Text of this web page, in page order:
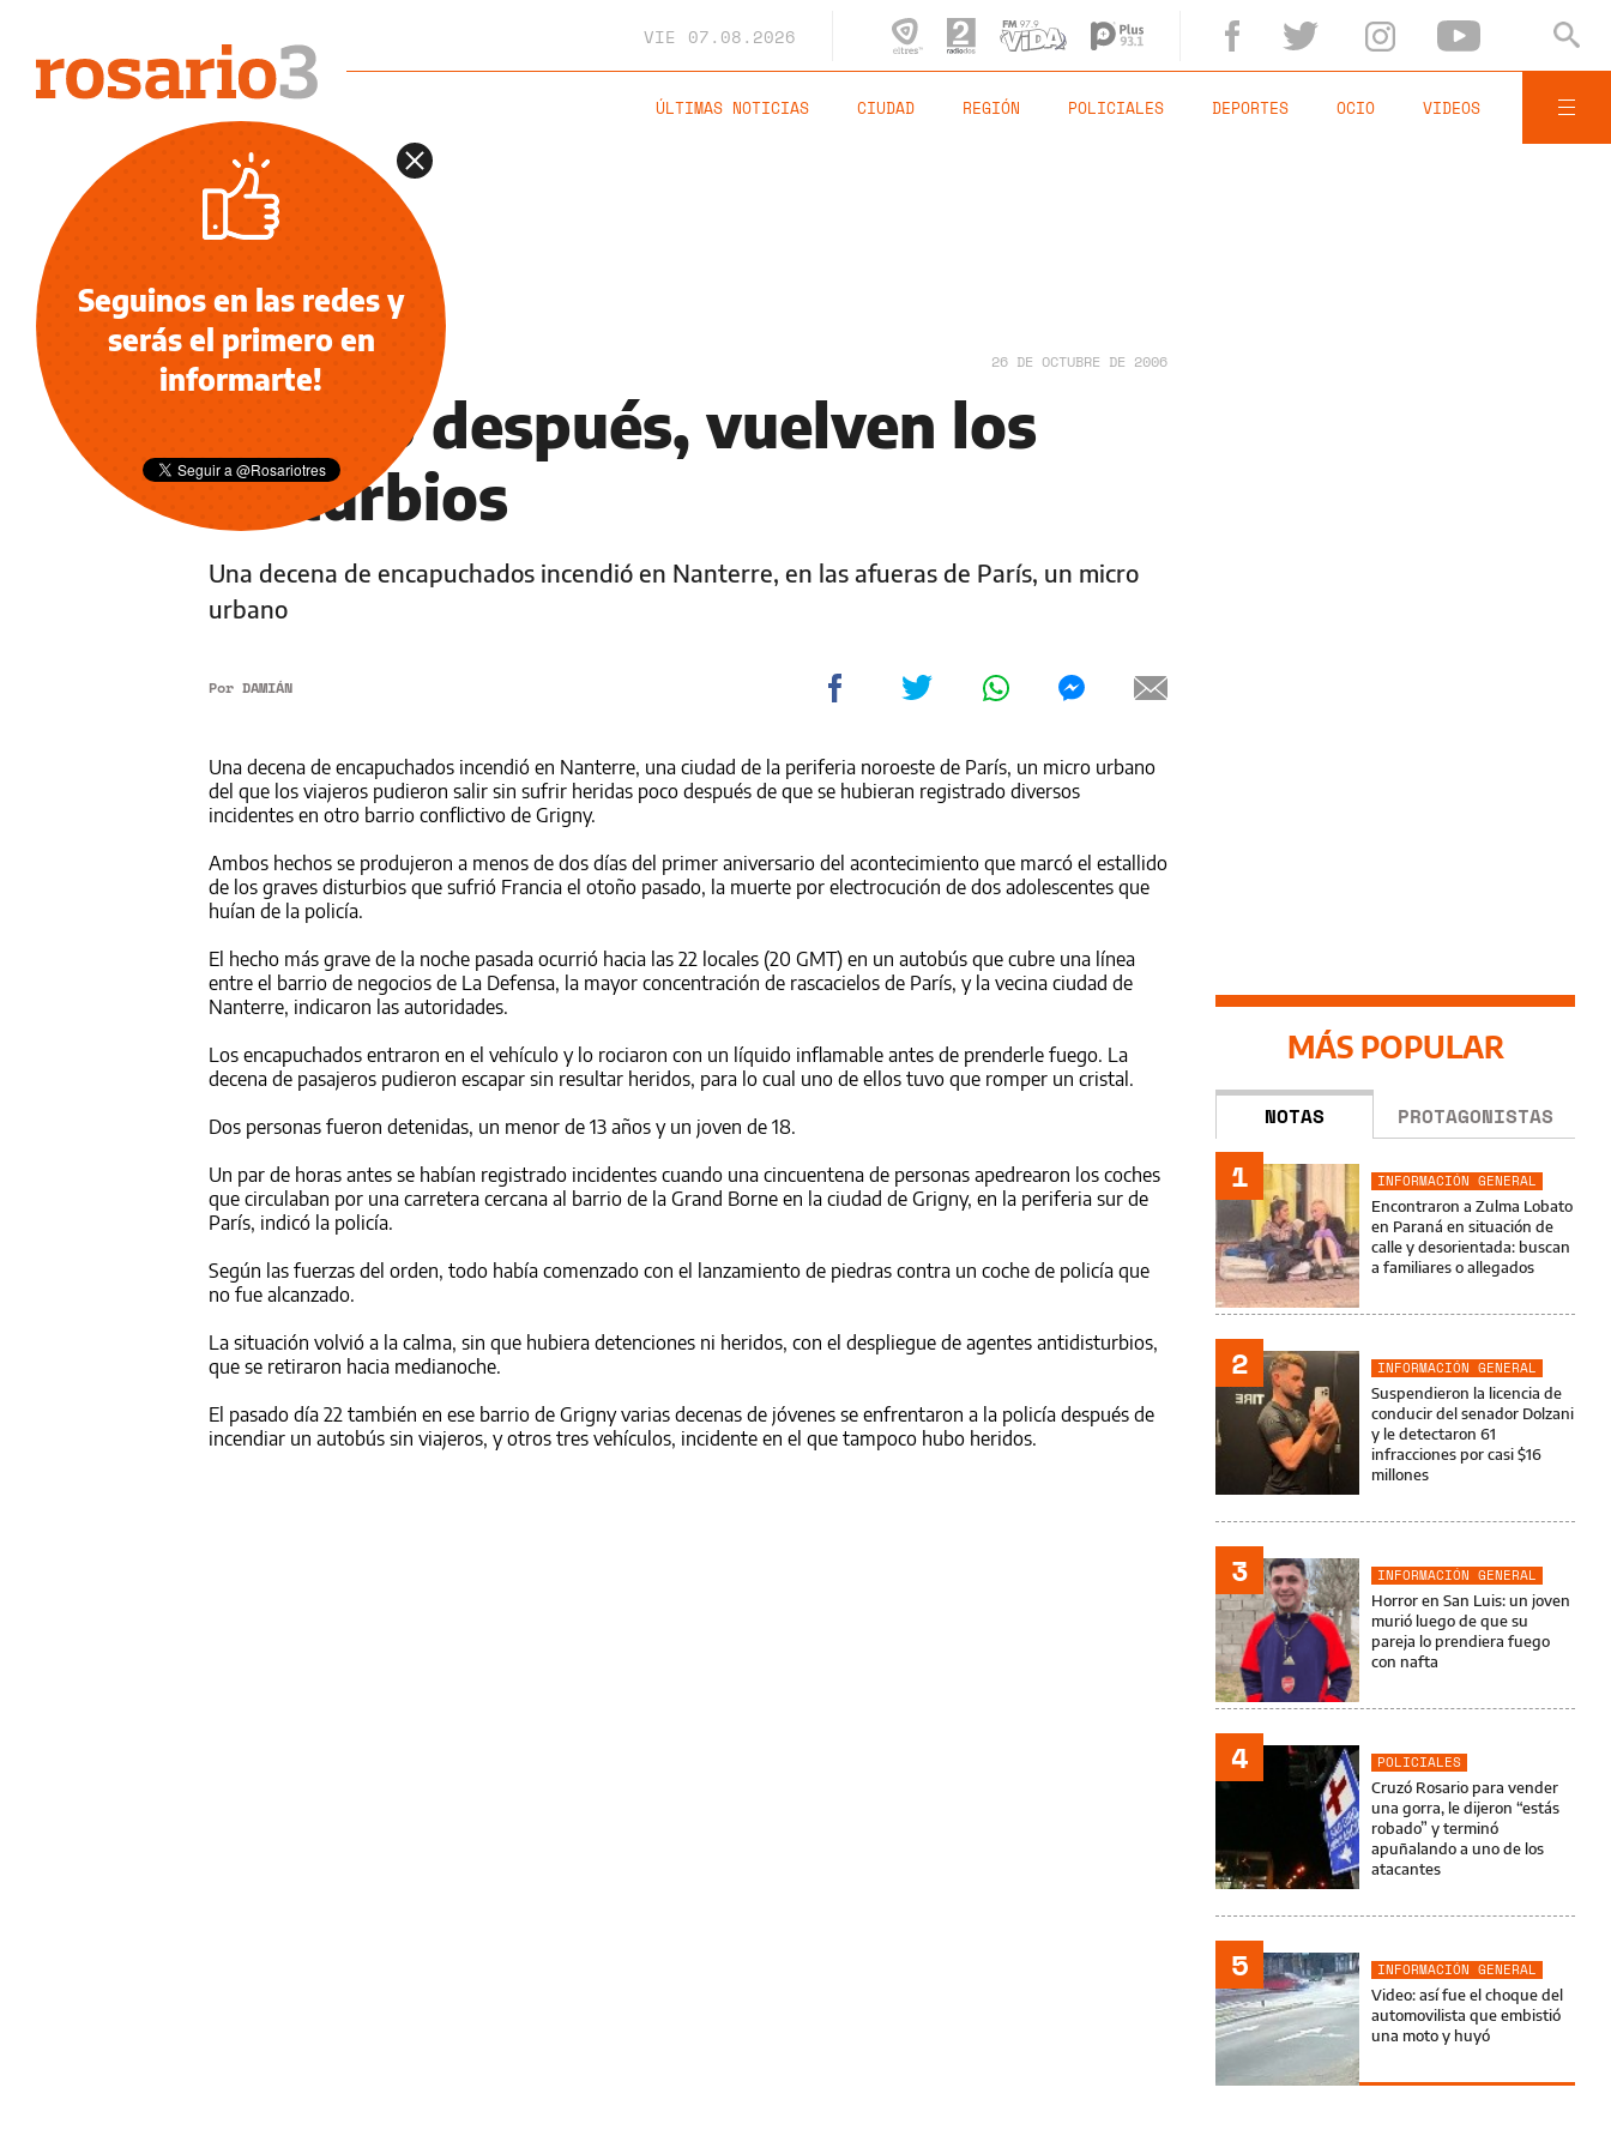
VIE 07.08.2026
ÚLTIMAS NOTICIAS CIUDAD REGIÓN POLICIALES DEPORTES OCIO VIDEOS
NOTICIAS 26 DE OCTUBRE DE 2006
Un año después, vuelven los
disturbios
Una decena de encapuchados incendió en Nanterre, en las afueras de París, un micro
urbano
Por DAMIÁN
Una decena de encapuchados incendió en Nanterre, una ciudad de la periferia noroeste de París, un micro urbano
del que los viajeros pudieron salir sin sufrir heridas poco después de que se hubieran registrado diversos
incidentes en otro barrio conflictivo de Grigny.
Ambos hechos se produjeron a menos de dos días del primer aniversario del acontecimiento que marcó el estallido
de los graves disturbios que sufrió Francia el otoño pasado, la muerte por electrocución de dos adolescentes que
huían de la policía.
El hecho más grave de la noche pasada ocurrió hacia las 22 locales (20 GMT) en un autobús que cubre una línea
entre el barrio de negocios de La Defensa, la mayor concentración de rascacielos de París, y la vecina ciudad de
Nanterre, indicaron las autoridades.
Los encapuchados entraron en el vehículo y lo rociaron con un líquido inflamable antes de prenderle fuego. La
decena de pasajeros pudieron escapar sin resultar heridos, para lo cual uno de ellos tuvo que romper un cristal.
Dos personas fueron detenidas, un menor de 13 años y un joven de 18.
Un par de horas antes se habían registrado incidentes cuando una cincuentena de personas apedrearon los coches
que circulaban por una carretera cercana al barrio de la Grand Borne en la ciudad de Grigny, en la periferia sur de
París, indicó la policía.
Según las fuerzas del orden, todo había comenzado con el lanzamiento de piedras contra un coche de policía que
no fue alcanzado.
La situación volvió a la calma, sin que hubiera detenciones ni heridos, con el despliegue de agentes antidisturbios,
que se retiraron hacia medianoche.
El pasado día 22 también en ese barrio de Grigny varias decenas de jóvenes se enfrentaron a la policía después de
incendiar un autobús sin viajeros, y otros tres vehículos, incidente en el que tampoco hubo heridos.
MÁS POPULAR
NOTAS PROTAGONISTAS
1
INFORMACIÓN GENERAL
Encontraron a Zulma Lobato
en Paraná en situación de
calle y desorientada: buscan
a familiares o allegados
2
INFORMACIÓN GENERAL
Suspendieron la licencia de
conducir del senador Dolzani
y le detectaron 61
infracciones por casi $16
millones
3
INFORMACIÓN GENERAL
Horror en San Luis: un joven
murió luego de que su
pareja lo prendiera fuego
con nafta
4
POLICIALES
Cruzó Rosario para vender
una gorra, le dijeron “estás
robado” y terminó
apuñalando a uno de los
atacantes
5
INFORMACIÓN GENERAL
Video: así fue el choque del
automovilista que embistió
una moto y huyó
Seguinos en las redes y
serás el primero en
informarte!